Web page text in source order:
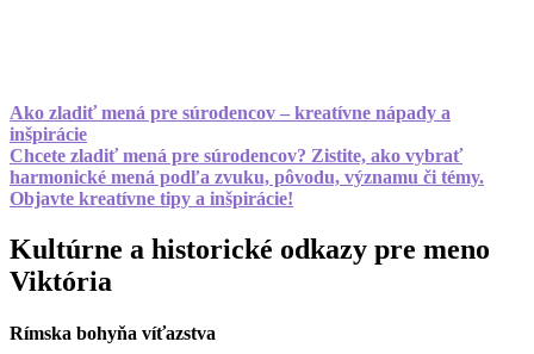
Ako zladiť mená pre súrodencov – kreatívne nápady a
inšpirácie
Chcete zladiť mená pre súrodencov? Zistite, ako vybrať
harmonické mená podľa zvuku, pôvodu, významu či témy.
Objavte kreatívne tipy a inšpirácie!
Kultúrne a historické odkazy pre meno
Viktória
Rímska bohyňa víťazstva